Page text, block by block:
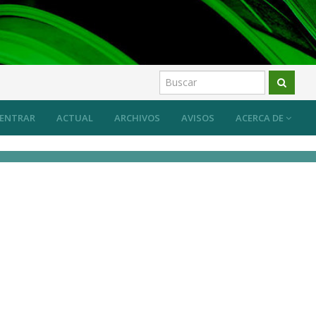
ACTUAL ARCHIVOS AVISOS ACERCA DE
ENTRAR